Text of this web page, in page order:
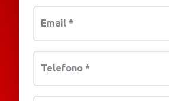
Email *
Telefono *